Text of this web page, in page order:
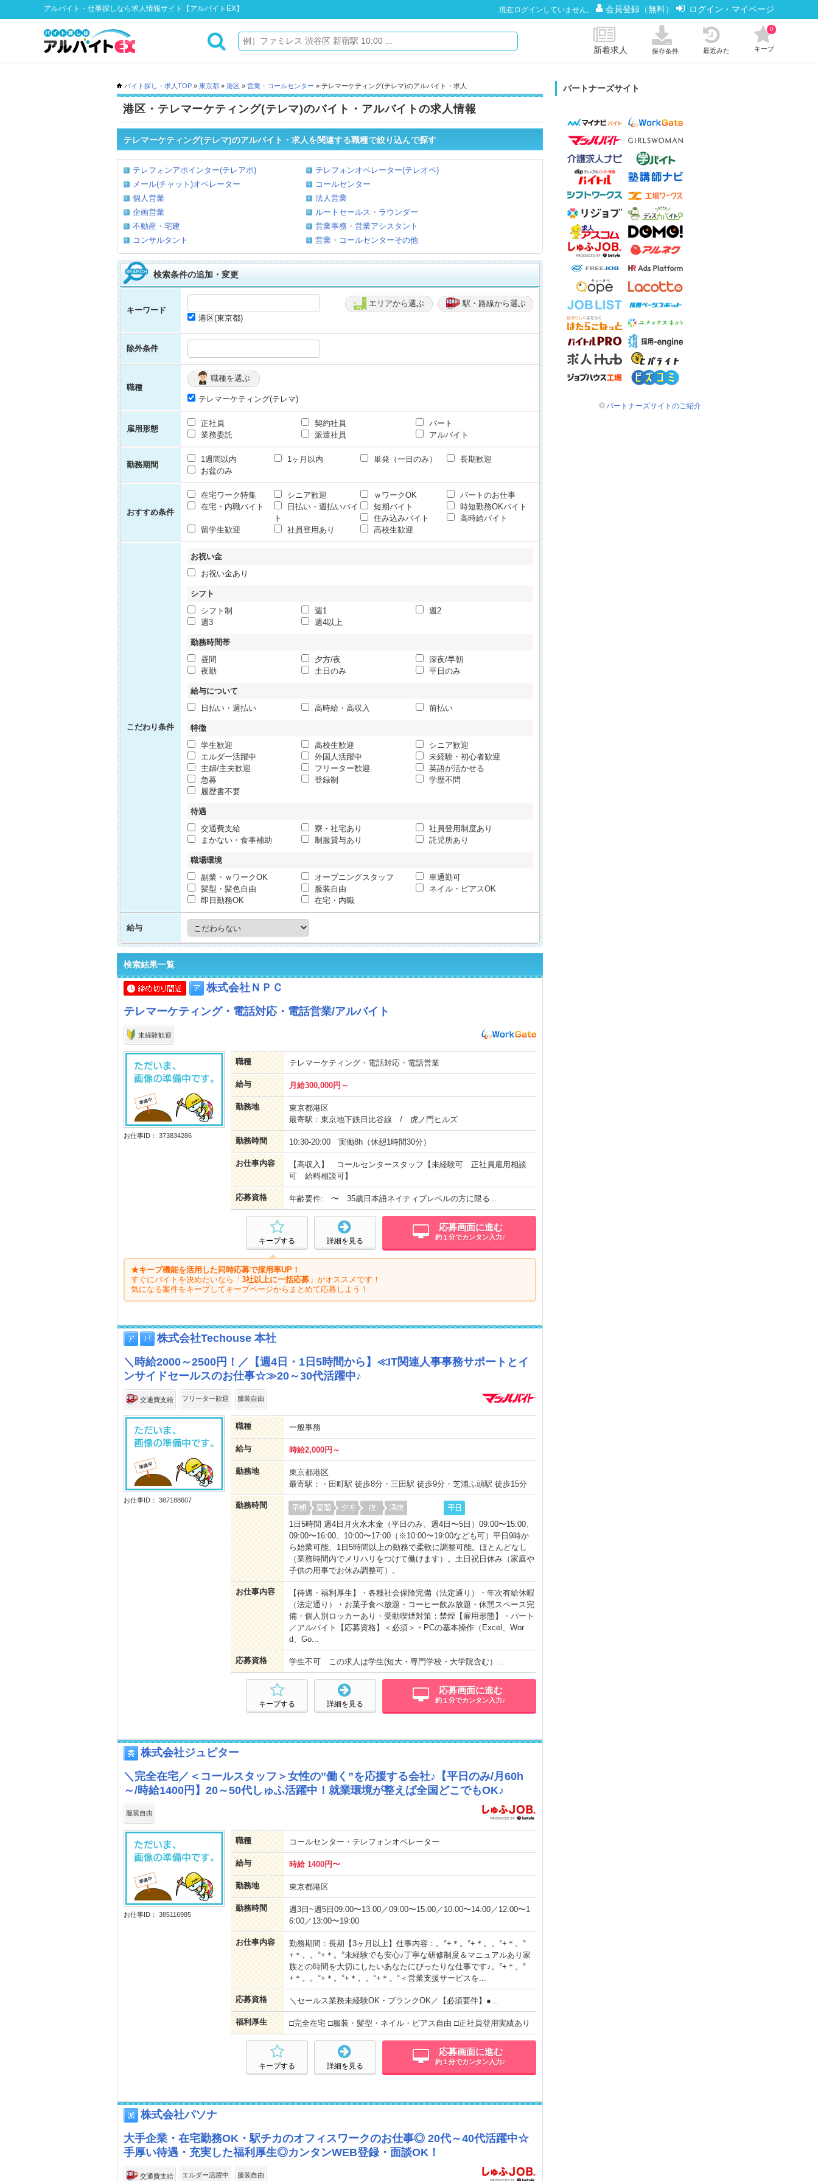
アルバイト・仕事探しなら求人情報サイト【アルバイトEX】 現在ログインしていません。 会員登録（無料） ログイン・マイページ
新着求人 保存条件 最近みた キープ
0
バイト探し・求人TOP » 東京都 » 港区 » 営業・コールセンター » テレマーケティング(テレマ)のアルバイト・求人
港区・テレマーケティング(テレマ)のバイト・アルバイトの求人情報
テレマーケティング(テレマ)のアルバイト・求人を関連する職種で絞り込んで探す
テレフォンアポインター(テレアポ)
テレフォンオペレーター(テレオペ)
メール(チャット)オペレーター
コールセンター
個人営業
法人営業
企画営業
ルートセールス・ラウンダー
不動産・宅建
営業事務・営業アシスタント
コンサルタント
営業・コールセンターその他
検索条件の追加・変更
キーワード
エリアから選ぶ
駅・路線から選ぶ
港区(東京都)
除外条件
職種
職種を選ぶ
テレマーケティング(テレマ)
雇用形態
正社員 契約社員
パート
業務委託
派遣社員 アルバイト
勤務期間
1週間以内 1ヶ月以内 単発（一日のみ）
長期歓迎
お盆のみ
おすすめ条件
在宅ワーク特集 シニア歓迎 ｗワークOK
パートのお仕事
在宅・内職バイト
日払い・週払いバイ
ト
短期バイト
時短勤務OKバイト
住み込みバイト
高時給バイト
留学生歓迎
社員登用あり 高校生歓迎
こだわり条件
お祝い金
お祝い金あり
シフト
シフト制
週1
週2
週3
週4以上
勤務時間帯
昼間
夕方/夜
深夜/早朝
夜勤
土日のみ 平日のみ
給与について
日払い・週払い
高時給・高収入 前払い
特徴
学生歓迎
高校生歓迎
シニア歓迎
エルダー活躍中
外国人活躍中
未経験・初心者歓迎
主婦/主夫歓迎
フリーター歓迎
英語が活かせる
急募
登録制
学歴不問
履歴書不要
待遇
交通費支給
寮・社宅あり
社員登用制度あり
まかない・食事補助
制服貸与あり 託児所あり
職場環境
副業・ｗワークOK
オープニングスタッフ
車通勤可
髪型・髪色自由
服装自由
ネイル・ピアスOK
即日勤務OK
在宅・内職
給与
検索結果一覧
株式会社ＮＰＣ
テレマーケティング・電話対応・電話営業/アルバイト
未経験歓迎
お仕事ID： 373834286
職種 テレマーケティング・電話対応・電話営業
給与 月給300,000円～
勤務地
東京都港区
最寄駅：東京地下鉄日比谷線 / 虎ノ門ヒルズ
勤務時間 10:30-20:00 実働8h（休憩1時間30分）
お仕事内容
【高収入】 コールセンタースタッフ【未経験可 正社員雇用相談
可 給料相談可】
応募資格 年齢要件: 〜 35歳日本語ネイティブレベルの方に限る...
応募画面に進む
約１分でカンタン入力♪
詳細を見る
キープする
★キープ機能を活用した同時応募で採用率UP！
すぐにバイトを決めたいなら「 3社以上に一括応募 」がオススメです！
気になる案件をキープしてキープページからまとめて応募しよう！
株式会社Techouse 本社
＼時給2000～2500円！／【週4日・1日5時間から】≪IT関連人事事務サポートとイ
ンサイドセールスのお仕事☆≫20～30代活躍中♪
交通費支給 フリーター歓迎 服装自由
お仕事ID： 387188607
職種 一般事務
給与 時給2,000円～
勤務地
東京都港区
最寄駅：・田町駅 徒歩8分・三田駅 徒歩9分・芝浦ふ頭駅 徒歩15分
勤務時間
1日5時間 週4日月火水木金（平日のみ、週4日〜5日）09:00〜15:00、
09:00〜16:00、10:00〜17:00（※10:00〜19:00なども可）平日9時か
ら始業可能、1日5時間以上の勤務で柔軟に調整可能。ほとんどなし
（業務時間内でメリハリをつけて働けます）。土日祝日休み（家庭や
子供の用事でお休み調整可）。
お仕事内容
【待遇・福利厚生】・各種社会保険完備（法定通り）・年次有給休暇
（法定通り）・お菓子食べ放題・コーヒー飲み放題・休憩スペース完
備・個人別ロッカーあり・受動喫煙対策：禁煙【雇用形態】・パート
／アルバイト【応募資格】＜必須＞・PCの基本操作（Excel、Wor
d、Go...
応募資格 学生不可 この求人は学生(短大・専門学校・大学院含む）...
応募画面に進む
約１分でカンタン入力♪
詳細を見る
キープする
株式会社ジュピター
＼完全在宅／＜コールスタッフ＞女性の”働く”を応援する会社♪【平日のみ/月60h
～/時給1400円】20～50代しゅふ活躍中！就業環境が整えば全国どこでもOK♪
服装自由
お仕事ID： 385116985
職種 コールセンター・テレフォンオペレーター
給与 時給 1400円〜
勤務地 東京都港区
勤務時間
週3日~週5日09:00〜13:00／09:00〜15:00／10:00〜14:00／12:00〜1
6:00／13:00〜19:00
お仕事内容
勤務期間：長期【3ヶ月以上】仕事内容：。°+＊。°+＊。。°+＊。°
+＊。。°+＊。°未経験でも安心♪丁寧な研修制度＆マニュアルあり家
族との時間を大切にしたいあなたにぴったりな仕事です♪。°+＊。°
+＊。。°+＊。°+＊。。°+＊。°＜営業支援サービスを...
応募資格 ＼セールス業務未経験OK・ブランクOK／【必須要件】●...
福利厚生 □完全在宅 □服装・髪型・ネイル・ピアス自由 □正社員登用実績あり
応募画面に進む
約１分でカンタン入力♪
詳細を見る
キープする
株式会社パソナ
大手企業・在宅勤務OK・駅チカのオフィスワークのお仕事◎ 20代～40代活躍中☆
手厚い待遇・充実した福利厚生◎カンタンWEB登録・面談OK！
交通費支給 エルダー活躍中 服装自由
パートナーズサイト
パートナーズサイトのご紹介